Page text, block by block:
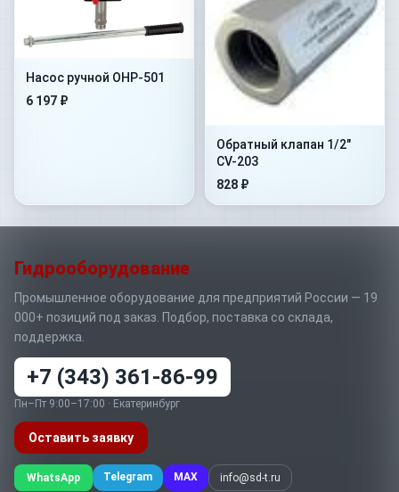
Насос ручной OHP-501
6 197 ₽
Обратный клапан 1/2"
CV-203
828 ₽
Гидрооборудование
Промышленное оборудование для предприятий России — 19
000+ позиций под заказ. Подбор, поставка со склада,
поддержка.
+7 (343) 361-86-99
Пн–Пт 9:00–17:00 · Екатеринбург
Оставить заявку
WhatsApp Telegram MAX info@sd-t.ru